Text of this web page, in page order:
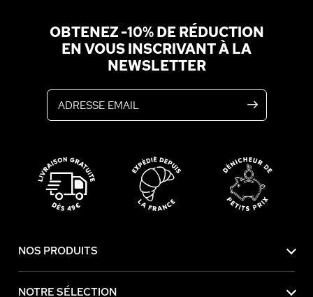
OBTENEZ -10% DE RÉDUCTION
EN VOUS INSCRIVANT À LA
NEWSLETTER
NOS PRODUITS
NOTRE SÉLECTION